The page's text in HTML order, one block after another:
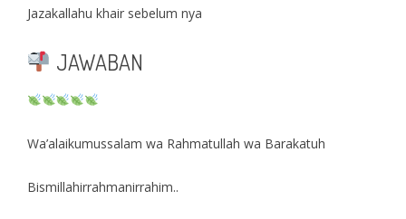
Jazakallahu khair sebelum nya
JAWABAN
Wa’alaikumussalam wa Rahmatullah wa Barakatuh
Bismillahirrahmanirrahim..